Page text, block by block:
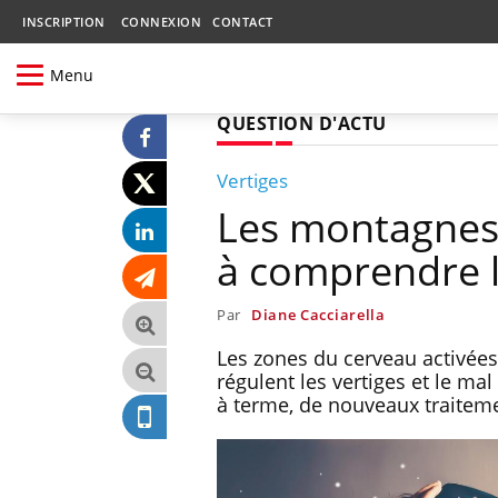
INSCRIPTION CONNEXION CONTACT
Menu
QUESTION D'ACTU
Vertiges
Les
à comprendre
Par Diane Cacciarella
Les zones du cerveau
régulent les vertiges et le
à terme, de nouveaux